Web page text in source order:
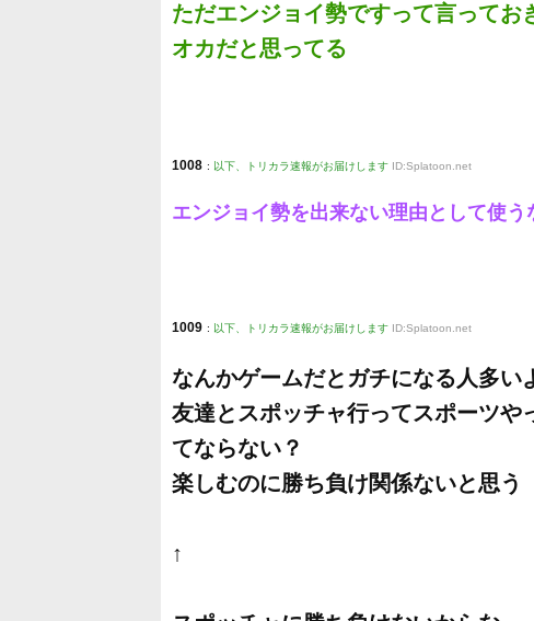
ただエンジョイ勢ですって言ってお
オカだと思ってる
1008 : 以下、トリカラ速報がお届けします ID:Splatoon.net
エンジョイ勢を出来ない理由として使う
1009 : 以下、トリカラ速報がお届けします ID:Splatoon.net
なんかゲームだとガチになる人多い
友達とスポッチャ行ってスポーツや
てならない？
楽しむのに勝ち負け関係ないと思う
↑